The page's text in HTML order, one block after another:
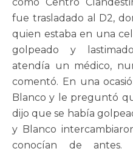
fue trasladado al D2,
quien estaba en una
golpeado y
atendía un médico,
comentó. En una
Blanco y le preguntó
dijo que se había
y Blanco
conocían de antes.